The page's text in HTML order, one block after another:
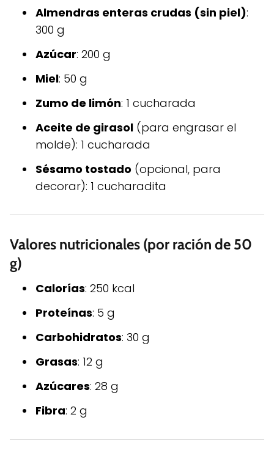
Almendras enteras crudas (sin piel):
300 g
Azúcar: 200 g
Miel: 50 g
Zumo de limón: 1 cucharada
Aceite de girasol (para engrasar el
molde): 1 cucharada
Sésamo tostado (opcional, para
decorar): 1 cucharadita
Valores nutricionales (por ración de 50
g)
Calorías: 250 kcal
Proteínas: 5 g
Carbohidratos: 30 g
Grasas: 12 g
Azúcares: 28 g
Fibra: 2 g